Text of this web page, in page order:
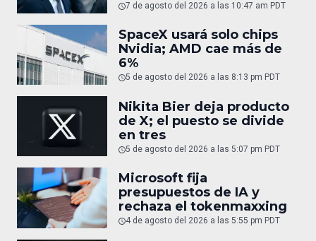
7 de agosto del 2026 a las 10:47 am PDT
SpaceX usará solo chips
Nvidia; AMD cae más de
6%
5 de agosto del 2026 a las 8:13 pm PDT
Nikita Bier deja producto
de X; el puesto se divide
en tres
5 de agosto del 2026 a las 5:07 pm PDT
Microsoft fija
presupuestos de IA y
rechaza el tokenmaxxing
4 de agosto del 2026 a las 5:55 pm PDT